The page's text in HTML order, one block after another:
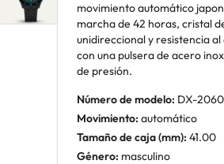
movimiento automático
marcha de 42 horas, cristal
unidireccional y resistencia
con una pulsera de acero
de presión.
Número de modelo: DX-
Movimiento: automático
Tamaño de caja (mm): 41.00
Género: masculino